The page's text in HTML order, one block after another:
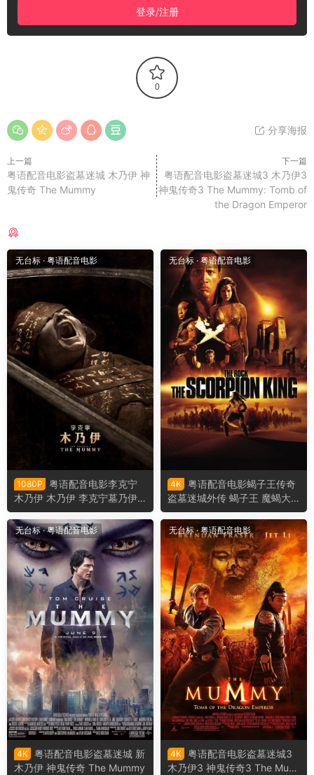
登录/注册
0
分享海报
上一篇
粤语配音电影盗墓迷城 木乃伊 神
鬼传奇 The Mummy
下一篇
粤语配音电影盗墓迷城3 木乃伊3
神鬼传奇3 The Mummy: Tomb of
the Dragon Emperor
无台标 · 粤语配音电影
1080P
粤语配音电影李克宁
木乃伊 木乃伊 李克宁墓乃伊 L
ee Cronin's The Mummy
无台标 ·粤语配音电影
4K 粤语配音电影蝎子王传奇
盗墓迷城外传 蝎子王 魔蝎大
帝 The Scorpion King
无台标·粤语配音电影
4K 粤语配音电影盗墓迷城 新
木乃伊 神鬼传奇 The Mummy
无台标·粤语配音电影
4K 粤语配音电影盗墓迷城3
木乃伊3 神鬼传奇3 The Mum